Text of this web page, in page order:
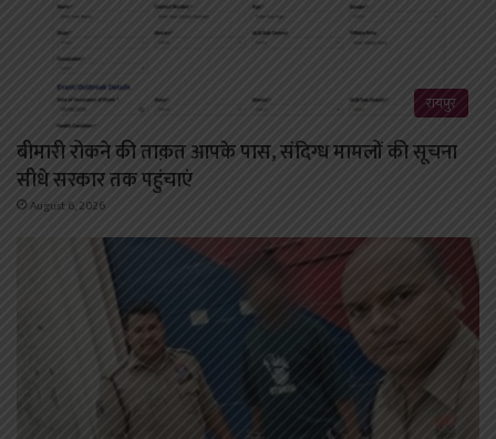
रायपुर
बीमारी रोकने की ताक़त आपके पास, संदिग्ध मामलों की सूचना
सीधे सरकार तक पहुंचाएं
August 6, 2026